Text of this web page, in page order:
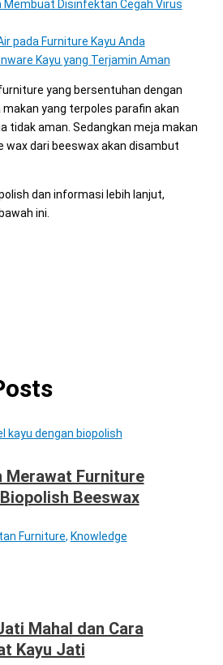
Membuat Disinfektan Cegah Virus
pada Furniture Kayu Anda
Kayu yang Terjamin Aman
yang bersentuhan dengan
yang terpoles parafin akan
tidak aman. Sedangkan meja makan
dari beeswax akan disambut
dan informasi lebih lanjut,
ini.
Merawat Furniture
Beeswax
Furniture, Knowledge
Mahal dan Cara
Kayu Jati